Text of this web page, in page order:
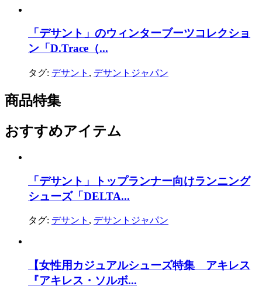
「デサント」のウィンターブーツコレクショ
ン「D.Trace（...
タグ: デサント , デサントジャパン
商品特集
おすすめアイテム
「デサント」トップランナー向けランニング
シューズ「DELTA...
タグ: デサント , デサントジャパン
【女性用カジュアルシューズ特集 アキレス
『アキレス・ソルボ...